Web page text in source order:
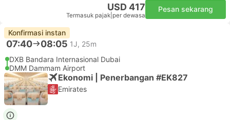
USD 417
Termasuk pajak per dewasa
Pesan sekarang
Konfirmasi instan
07:40 08:05 1J, 25m
DXB Bandara Internasional Dubai
DMM Dammam Airport
Ekonomi | Penerbangan #EK827
Emirates